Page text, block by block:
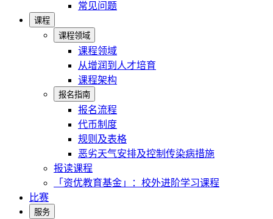
常见问题
课程
课程领域
课程领域
从增润到人才培育
课程架构
报名指南
报名流程
代币制度
规则及表格
恶劣天气安排及控制传染病措施
报读课程
「资优教育基金」：校外进阶学习课程
比赛
服务